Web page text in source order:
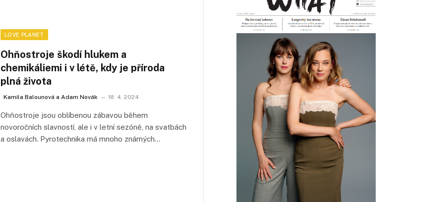
LOVE PLANET
Ohňostroje škodí hlukem a
chemikáliemi i v létě, kdy je příroda
plná života
Kamila Balounová a Adam Novák 18. 4. 2024
Ohňostroje jsou oblíbenou zábavou během
novoročních slavností, ale i v letní sezóně, na svatbách
a oslavách. Pyrotechnika má mnoho známých…